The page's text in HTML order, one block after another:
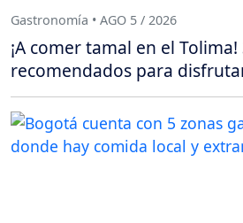
Gastronomía • AGO 5 / 2026
¡A comer tamal en el
recomendados para